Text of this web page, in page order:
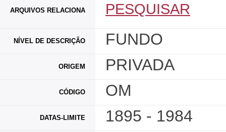
ARQUIVOS RELACIONA PESQUISAR
NÍVEL DE DESCRIÇÃO FUNDO
ORIGEM PRIVADA
CÓDIGO OM
DATAS-LIMITE 1895 - 1984